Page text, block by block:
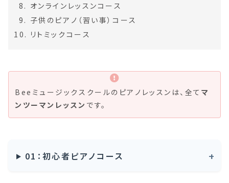
オンラインレッスンコース
子供のピアノ（習い事）コース
リトミックコース
Beeミュージックスクールのピアノレッスンは、全て マ
ンツーマンレッスン です。
01：初心者ピアノコース